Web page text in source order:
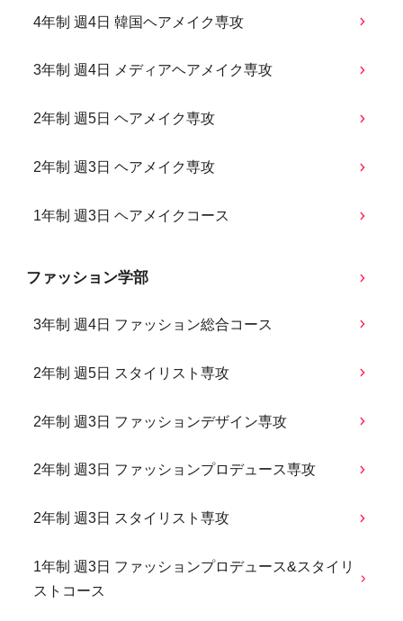
4年制 週4日 韓国ヘアメイク専攻
3年制 週4日 メディアヘアメイク専攻
2年制 週5日 ヘアメイク専攻
2年制 週3日 ヘアメイク専攻
1年制 週3日 ヘアメイクコース
ファッション学部
3年制 週4日 ファッション総合コース
2年制 週5日 スタイリスト専攻
2年制 週3日 ファッションデザイン専攻
2年制 週3日 ファッションプロデュース専攻
2年制 週3日 スタイリスト専攻
1年制 週3日 ファッションプロデュース&スタイリ
ストコース